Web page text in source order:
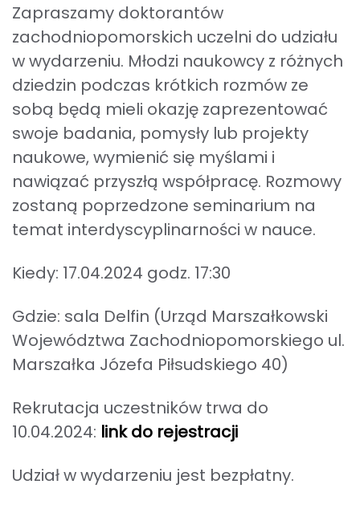
Zapraszamy doktorantów
zachodniopomorskich uczelni do udziału
w wydarzeniu. Młodzi naukowcy z różnych
dziedzin podczas krótkich rozmów ze
sobą będą mieli okazję zaprezentować
swoje badania, pomysły lub projekty
naukowe, wymienić się myślami i
nawiązać przyszłą współpracę. Rozmowy
zostaną poprzedzone seminarium na
temat interdyscyplinarności w nauce.
Kiedy: 17.04.2024 godz. 17:30
Gdzie: sala Delfin (Urząd Marszałkowski
Województwa Zachodniopomorskiego ul.
Marszałka Józefa Piłsudskiego 40)
Rekrutacja uczestników trwa do
10.04.2024: link do rejestracji
Udział w wydarzeniu jest bezpłatny.